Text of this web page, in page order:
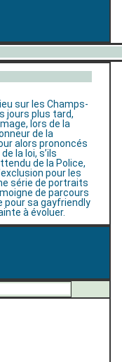
sur les Champs-
jours plus tard,
lors de la
de la
alors prononcés
la loi, s’ils
de la Police,
pour les
série de portraits
de parcours
pour sa gayfriendly
à évoluer.